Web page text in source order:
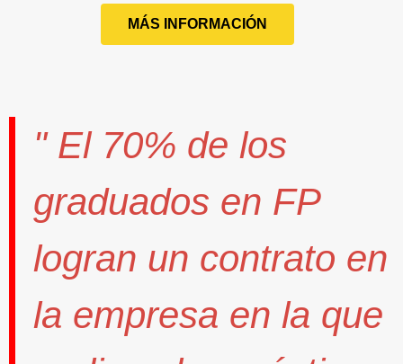
MÁS INFORMACIÓN
" El 70% de los
graduados en FP
logran un contrato en
la empresa en la que